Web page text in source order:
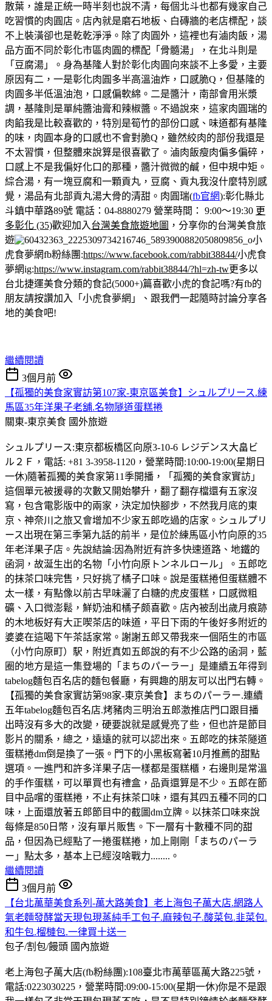
散葉，誰是正統一時半刻也說不清，每個北斗也都有幾家自己
吃習慣的肉圓店。 店內就是磨石地板、白磚牆的老店標配，談
不上裝潢卻也是乾乾淨淨。 除了肉圓外，這裡也有滷肉飯，湯
品方面不同於彰化市區肉圓的標配「骨髓湯」，在北斗則是
「豆腐湯」。 身為基隆人對於彰化肉圓向來談不上多愛，主要
原因有二，一是彰化肉圓多半高溫油炸，口感脆Q，但基隆的
肉圓多半低溫油泡，口感偏軟綿。二是醬汁，南部會用米漿
調，基隆則是單純醬油膏和辣椒醬。不過說來，這家肉圓瑞的
肉餡我是比較喜歡的，特別是筍竹的部份口感、味道都有基隆
的味，肉圓本身的口感也不會對脆Q，雖然絞肉的部份我還是
不太習慣，但整體來說算是很喜歡了。 滷肉飯瘦肉偏多偏碎，
口感上不是我偏好化口的那種，醬汁微微的鹹，但中規中矩。
綜合湯，有一塊豆腐和一顆貢丸，豆腐、貢丸我沒什麼特別感
覺，湯品有北部貢丸湯大骨的清甜。 肉圓瑞(fb官網):彰化縣北
斗鎮中華路89號 電話：04-8880279 營業時間： 9:00～19:30 更
多彰化 (35)歡迎加入 台灣美食旅遊地圖 ，分享你的台灣美食旅
遊
小
虎食夢網fb粉絲團:https://www.facebook.com/rabbit38844/小虎食
夢網ig:https://www.instagram.com/rabbit38844/?hl=zh-tw更多以
台北捷運美食分類的食記(5000+)篇喜歡小虎的食記嗎?有fb的
朋友請按讚加入「小虎食夢網」、跟我們一起隨時討論分享各
地的美食吧!
繼續閱讀
3個月前
【孤獨的美食家實訪第107家-東京區美食】シュルプリース.練
馬區35年洋果子老舖.名物隧道蛋糕捲
關東-東京美食 國外旅遊
シュルプリース:東京都板橋区向原3-10-6 レジデンス大畠ビ
ル２Ｆ，電話: +81 3-3958-1120，營業時間:10:00-19:00(星期日
一休)隨著孤獨的美食家第11季開播，「孤獨的美食家實訪」
這個單元被援尋的次數又開始攀升，翻了翻存檔還有五家沒
寫，包含電影版中的兩家，決定加快腳步，不然我月底的東
京、神奈川之旅又會增加不少家五郎吃過的店家。シュルプリ
ース出現在第三季第九話的前半，是位於練馬區小竹向原的35
年老洋果子店。先說結論:因為附近有許多快速道路、地鐵的
函洞，故涎生出的名物「小竹向原トンネルロール」。五郎吃
的抹茶口味完售，只好挑了橘子口味。說是蛋糕捲但蛋糕體不
太一樣，有點像以前古早味灑了白糖的虎皮蛋糕，口感微粗
礦、入口微澎鬆，鮮奶油和橘子颇喜歡。店內被刮出歲月痕跡
的木地板好有大正喫茶店的味道，平日下雨的午後好多附近的
婆婆在這喝下午茶話家常。謝謝五郎又帶我來一個陌生的市區
（小竹向原町）駅，附近真如五郎說的有不少公路的函洞，藍
圈的地方是這一集登場的「まちのパーラー」是連續五年得到
tabelog麵包百名店的麵包餐廳，有興趣的朋友可以出門右轉。
【孤獨的美食家實訪第98家-東京美食】まちのパーラー.連續
五年tabelog麵包百名店.烤豬肉三明治五郎激推店門口跟目播
出時沒有多大的改變，硬要說就是感覺亮了些，但也許是節目
影片的關系，總之，遠遠的就可以認出來。五郎吃的抹茶隧道
蛋糕捲dm倒是換了一張。門下的小黑板寫著10月推薦的甜點
選項。一進門和許多洋果子店一樣都是蛋糕櫃，右邊則是常溫
的手作蛋糕，可以單買也有禮盒，品貢還算是不少。五郎在節
目中品嚐的蛋糕捲，不止有抹茶口味，還有其四五種不同的口
味，上面還放著五郎節目中的截圖dm立牌。以抹茶口味來說
每條是850日幣，沒有單片販售。下一層有十數種不同的甜
品，但因為已經點了一捲蛋糕捲，加上剛剛「まちのパーラ
ー」點太多，基本上已經沒啥戰力........。
繼續閱讀
3個月前
【台北萬華美食系列-萬大路美食】老上海包子萬大店.網路人
氣老麵發酵當天現包現蒸純手工包子.麻辣包子.酸菜包.韭菜包.
和牛包.榴槤包.一律買十送一
包子/割包/饅頭 國內旅遊
老上海包子萬大店(fb粉絲團):108臺北市萬華區萬大路225號，
電話:0223030225，營業時間:09:00-15:00(星期一休)你是不是跟